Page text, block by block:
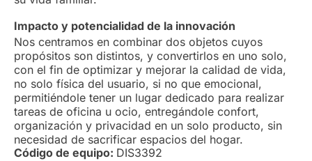
Código de equipo: DIS3392
Impacto y potencialidad de la innovación
Nos centramos en combinar dos objetos cuyos
propósitos son distintos, y convertirlos en uno solo,
con el fin de optimizar y mejorar la calidad de vida,
no solo física del usuario, si no que emocional,
permitiéndole tener un lugar dedicado para realizar
tareas de oficina u ocio, entregándole confort,
organización y privacidad en un solo producto, sin
necesidad de sacrificar espacios del hogar.